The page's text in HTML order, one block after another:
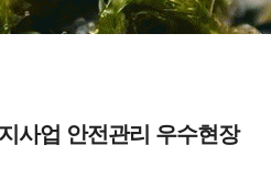
사업 안전관리 우수현장